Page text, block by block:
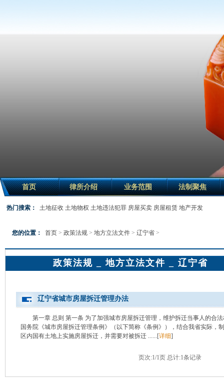
首页 律所介绍 业务范围 法制聚焦
热门搜索： 土地征收 土地物权 土地违法犯罪 房屋买卖 房屋租赁 地产开发
您的位置： 首页 > 政策法规 > 地方立法文件 > 辽宁省 >
政策法规 _ 地方立法文件 _ 辽宁省
辽宁省城市房屋拆迁管理办法
第一章 总则 第一条 为了加强城市房屋拆迁管理，维护拆迁当事人的合
国务院《城市房屋拆迁管理条例》（以下简称《条例》），结合我省实际，
区内国有土地上实施房屋拆迁，并需要对被拆迁 ......[详细]
页次:1/1页 总计:1条记录